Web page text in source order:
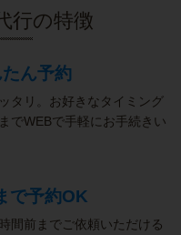
行の特徴
ん予約
タリ。お好きなタイミング
でWEBで手軽にお手続きい
で予約OK
間前までご依頼いただける